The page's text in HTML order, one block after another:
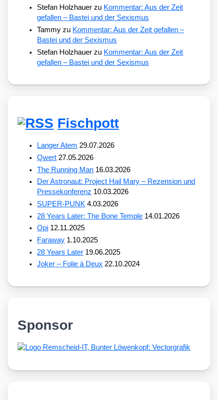
Stefan Holzhauer zu Kommentar: Aus der Zeit
gefallen – Bastei und der Sexismus
Tammy zu Kommentar: Aus der Zeit gefallen –
Bastei und der Sexismus
Stefan Holzhauer zu Kommentar: Aus der Zeit
gefallen – Bastei und der Sexismus
Fischpott
Langer Atem 29.07.2026
Qwert 27.05.2026
The Running Man 16.03.2026
Der Astronaut: Project Hail Mary – Rezension und
Pressekonferenz 10.03.2026
SUPER-PUNK 4.03.2026
28 Years Later: The Bone Temple 14.01.2026
Opi 12.11.2025
Faraway 1.10.2025
28 Years Later 19.06.2025
Joker – Folie à Deux 22.10.2024
Sponsor